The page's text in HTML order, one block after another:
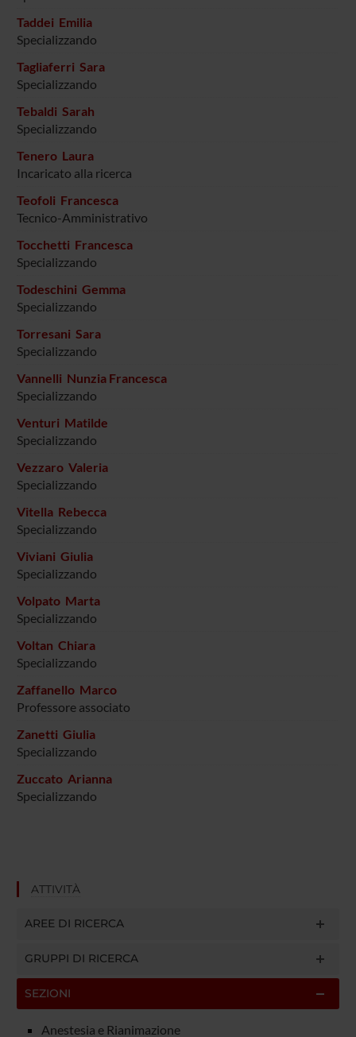
Taddei Emilia
Specializzando
Tagliaferri Sara
Specializzando
Tebaldi Sarah
Specializzando
Tenero Laura
Incaricato alla ricerca
Teofoli Francesca
Tecnico-Amministrativo
Tocchetti Francesca
Specializzando
Todeschini Gemma
Specializzando
Torresani Sara
Specializzando
Vannelli Nunzia Francesca
Specializzando
Venturi Matilde
Specializzando
Vezzaro Valeria
Specializzando
Vitella Rebecca
Specializzando
Viviani Giulia
Specializzando
Volpato Marta
Specializzando
Voltan Chiara
Specializzando
Zaffanello Marco
Professore associato
Zanetti Giulia
Specializzando
Zuccato Arianna
Specializzando
ATTIVITÀ
AREE DI RICERCA
GRUPPI DI RICERCA
SEZIONI
Anestesia e Rianimazione